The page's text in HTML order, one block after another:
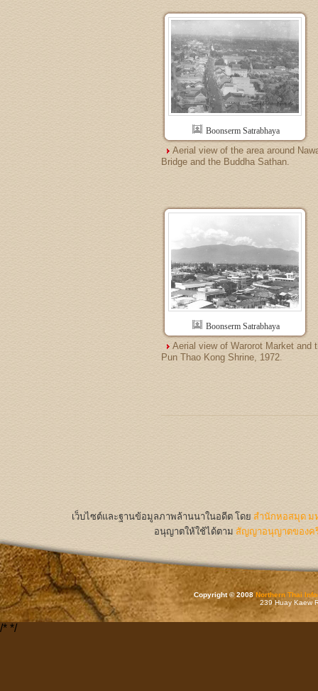
Boonserm Satrabhaya
Aerial view of the area around
Bridge and the Buddha Sathan.
Boonserm Satrabhaya
Aerial view of Warorot Market and
Pun Thao Kong Shrine, 1972.
เว็บไซต์และฐานข้อมูลภาพล้านนาในอดีต โดย สำนักหอสมุด ม
อนุญาตให้ใช้ได้ตาม สัญญาอนุญาตของค
Copyright © 2008Northern Thai
239 Huay Kaew
/* */